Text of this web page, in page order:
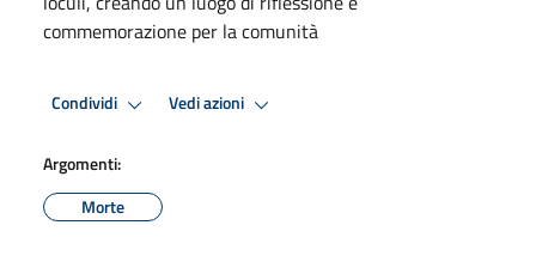
commemorazione per la comunità
Condividi Vedi azioni
Argomenti:
Morte